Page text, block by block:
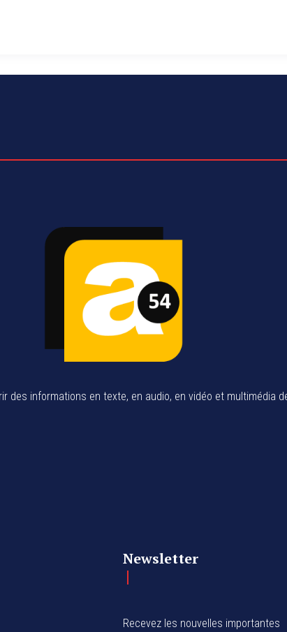
informations en texte, en audio, en vidéo et multimédia
Newsletter
Recevez les nouvelles importantes